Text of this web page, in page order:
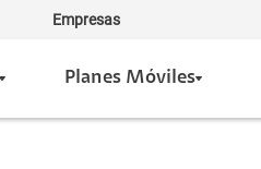
Empresas
Planes Móviles